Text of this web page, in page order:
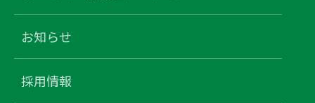
お知らせ
採用情報